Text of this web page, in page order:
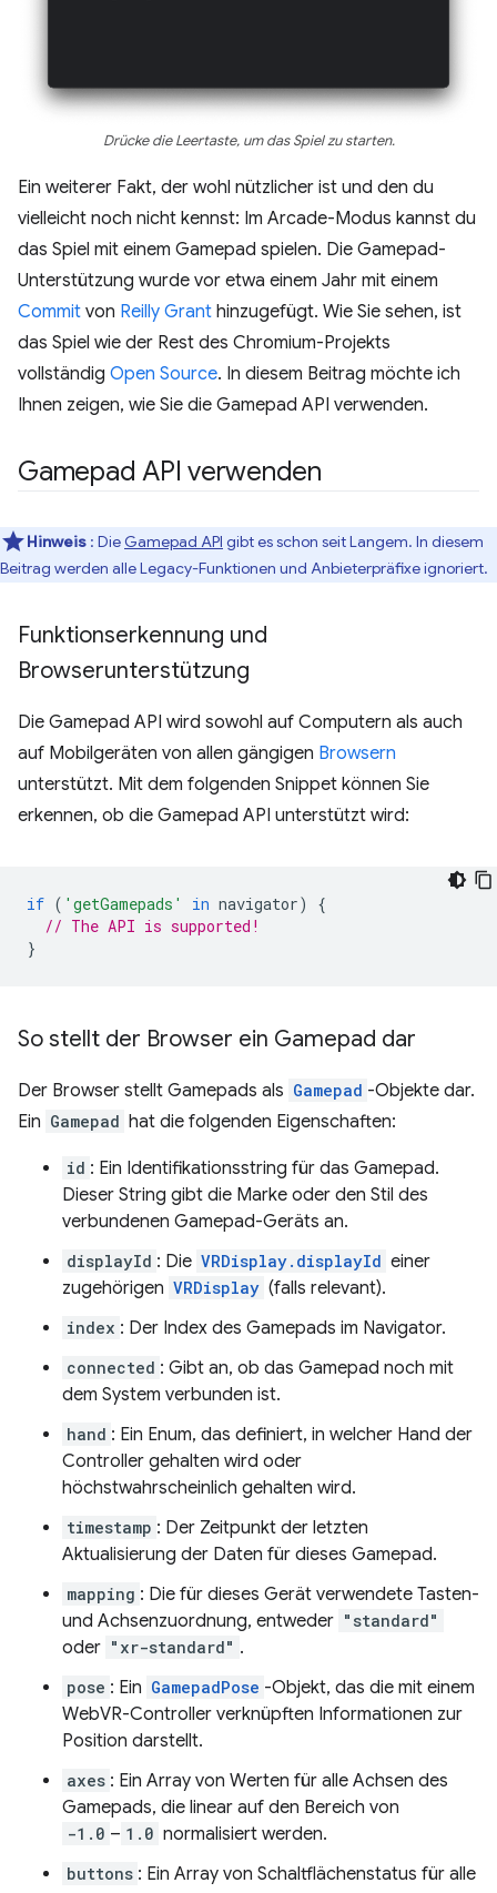
Drücke die Leertaste, um das Spiel zu starten.
Ein weiterer Fakt, der wohl nützlicher ist und den du
vielleicht noch nicht kennst: Im Arcade-Modus kannst du
das Spiel mit einem Gamepad spielen. Die Gamepad-
Unterstützung wurde vor etwa einem Jahr mit einem
Commit von Reilly Grant hinzugefügt. Wie Sie sehen, ist
das Spiel wie der Rest des Chromium-Projekts
vollständig Open Source. In diesem Beitrag möchte ich
Ihnen zeigen, wie Sie die Gamepad API verwenden.
Gamepad API verwenden
Hinweis : Die Gamepad API gibt es schon seit Langem. In diesem
Beitrag werden alle Legacy-Funktionen und Anbieterpräfixe ignoriert.
Funktionserkennung und
Browserunterstützung
Die Gamepad API wird sowohl auf Computern als auch
auf Mobilgeräten von allen gängigen Browsern
unterstützt. Mit dem folgenden Snippet können Sie
erkennen, ob die Gamepad API unterstützt wird:
if ( 'getGamepads' in navigator)
{
// The API is supported!
}
So stellt der Browser ein Gamepad dar
Der Browser stellt Gamepads als Gamepad -Objekte dar.
Ein Gamepad hat die folgenden Eigenschaften:
id : Ein Identifikationsstring für das Gamepad.
Dieser String gibt die Marke oder den Stil des
verbundenen Gamepad-Geräts an.
displayId : Die VRDisplay.displayId einer
zugehörigen VRDisplay (falls relevant).
index : Der Index des Gamepads im Navigator.
connected : Gibt an, ob das Gamepad noch mit
dem System verbunden ist.
hand : Ein Enum, das definiert, in welcher Hand der
Controller gehalten wird oder
höchstwahrscheinlich gehalten wird.
timestamp : Der Zeitpunkt der letzten
Aktualisierung der Daten für dieses Gamepad.
mapping : Die für dieses Gerät verwendete Tasten-
und Achsenzuordnung, entweder "standard"
oder "xr-standard" .
pose : Ein GamepadPose -Objekt, das die mit einem
WebVR-Controller verknüpften Informationen zur
Position darstellt.
axes : Ein Array von Werten für alle Achsen des
Gamepads, die linear auf den Bereich von
-1.0 – 1.0 normalisiert werden.
buttons : Ein Array von Schaltflächenstatus für alle